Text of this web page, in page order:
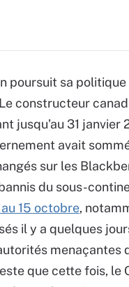
poursuit sa
constructeur
jusqu’au 31
avait
sur les
du sous-
15 octobre,
il y a quelques
menaçantes
que cette fois,